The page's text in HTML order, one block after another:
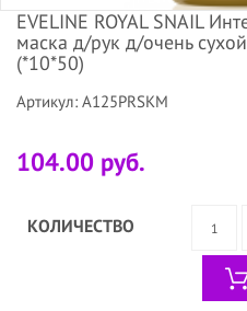
EVELINE ROYAL SNAIL
маска д/рук д/очень
(*10*50)
Артикул: A125PRSKM
104.00 руб.
КОЛИЧЕСТВО